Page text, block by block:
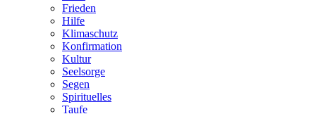
Frieden
Hilfe
Klimaschutz
Konfirmation
Kultur
Seelsorge
Segen
Spirituelles
Taufe